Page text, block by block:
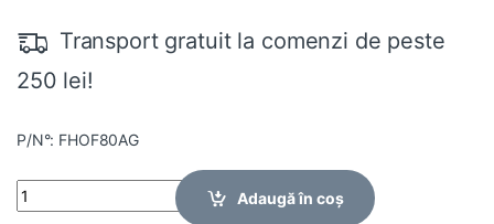
Transport gratuit la comenzi de peste
250 lei!
P/N°: FHOF80AG
Quantity
Adaugă în coș